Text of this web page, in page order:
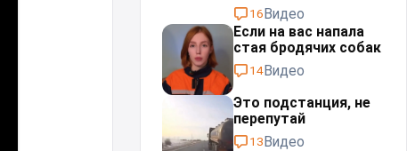
16Видео
Если на вас напала
стая бродячих собак
14Видео
Это подстанция, не
перепутай⁠⁠
13Видео